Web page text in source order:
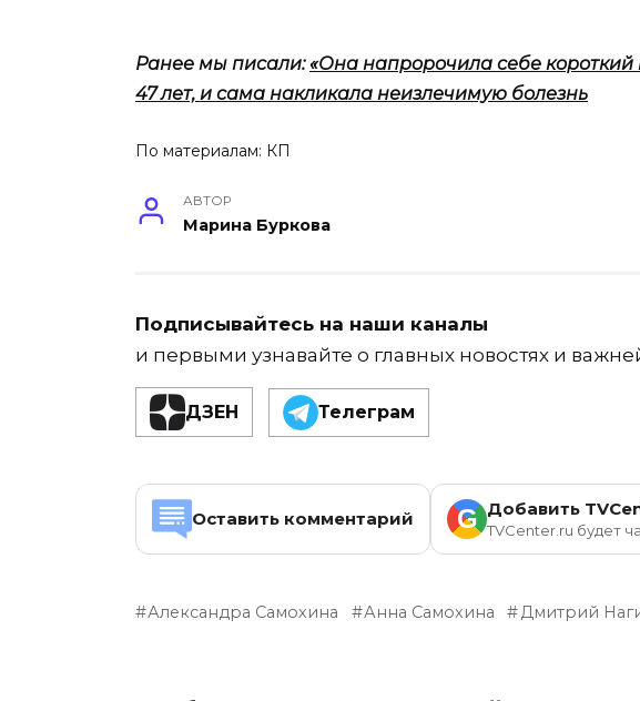
Ранее мы писали:«Она напророчила себе
47 лет, и сама накликала неизлечимую болезнь
По материалам: КП
АВТОР
Марина Буркова
Подписывайтесь на наши каналы
и первыми узнавайте о главных новостях и
ДЗЕН Телеграм
Оставить комментарий G Добавить
TVCenter.ru будет
Александра Самохина Анна Самохина Дмитрий